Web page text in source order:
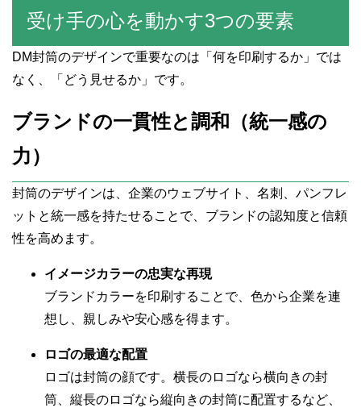
受け手の心を動かす3つの要素
DM封筒のデザインで重要なのは「何を印刷するか」では
なく、「どう見せるか」です。
ブランドの一貫性と調和（統一感の
力）
封筒のデザインは、企業のウェブサイト、名刺、パンフレ
ットと統一感を持たせることで、ブランドの認知度と信頼
性を高めます。
イメージカラーの忠実な再現
ブランドカラーを印刷することで、色から企業を連
想し、親しみや安心感を得ます。
ロゴの最適な配置
ロゴは封筒の顔です。横長のロゴなら横向きの封
筒、縦長のロゴなら縦向きの封筒に配置するなど、